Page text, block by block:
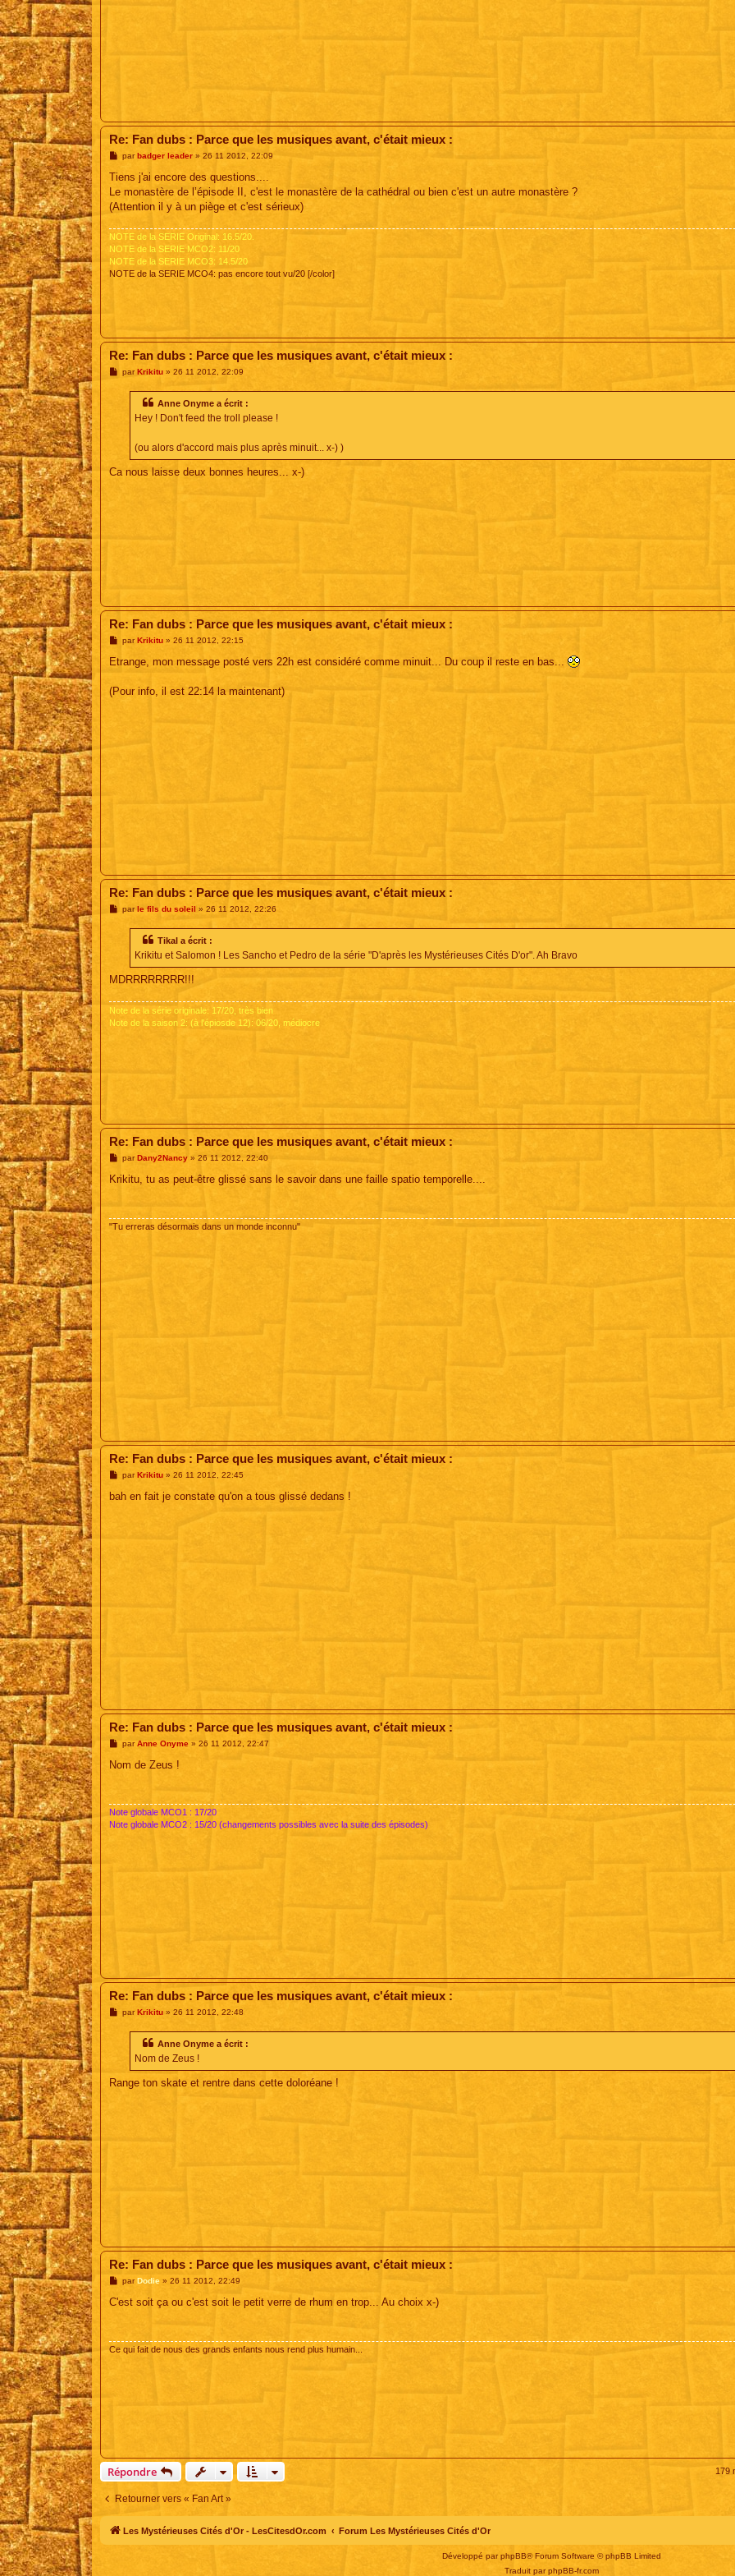
Re: Fan dubs : Parce que les musiques avant, c'était mieux :
M
s
a
g
parbadger leader» 26 11 2012, 22:09
Tiens j'ai encore des questions....
Le monastère de l’épisode II, c'est le monastère de la cathédral ou bien c'est un autre monastère ?
(Attention il y à un piège et c'est sérieux)
NOTE de la SERIE Original: 16.5/20.
NOTE de la SERIE MCO2: 11/20
NOTE de la SERIE MCO3: 14.5/20
NOTE de la SERIE MCO4: pas encore tout vu/20 [/color]
Re: Fan dubs : Parce que les musiques avant, c'était mieux :
MparKrikitu» 26 11 2012, 22:09
Anne Onyme a écrit :
Hey ! Don't feed the troll please !
(ou alors d'accord mais plus après minuit... x-) )
Ca nous laisse deux bonnes heures... x-)
Re: Fan dubs : Parce que les musiques avant, c'était mieux :
M
s
g
parKrikitu» 26 11 2012, 22:15
Etrange, mon message posté vers 22h est considéré comme minuit... Du coup il reste en bas...
(Pour info, il est 22:14 la maintenant)
Re: Fan dubs : Parce que les musiques avant, c'était mieux :
Mparle fils du soleil » 26 11 2012, 22:26
Tikal a écrit :
Krikitu et Salomon ! Les Sancho et Pedro de la série "D'après les Mystérieuses Cités D'or". Ah Bravo
MDRRRRRRRR!!!
Note de la série originale: 17/20, très bien
Note de la saison 2: (à l'épiosde 12): 06/20, médiocre
Re: Fan dubs : Parce que les musiques avant, c'était mieux :
M
s
parDany2Nancy» 26 11 2012, 22:40
Krikitu, tu as peut-être glissé sans le savoir dans une faille spatio temporelle....
"Tu erreras désormais dans un monde inconnu"
Re: Fan dubs : Parce que les musiques avant, c'était mieux :
M
s
parKrikitu» 26 11 2012, 22:45
bah en fait je constate qu'on a tous glissé dedans !
Re: Fan dubs : Parce que les musiques avant, c'était mieux :
M
s
parAnne Onyme» 26 11 2012, 22:47
Nom de Zeus !
Note globale MCO1 : 17/20
Note globale MCO2 : 15/20 (changements possibles avec la suite des épisodes)
Re: Fan dubs : Parce que les musiques avant, c'était mieux :
MparKrikitu» 26 11 2012, 22:48
Anne Onyme a écrit :
Nom de Zeus !
Range ton skate et rentre dans cette doloréane !
Re: Fan dubs : Parce que les musiques avant, c'était mieux :
M
s
parDodie» 26 11 2012, 22:49
C'est soit ça ou c'est soit le petit verre de rhum en trop... Au choix x-)
Ce qui fait de nous des grands enfants nous rend plus humain...
Répondre 179
Retourner vers « Fan Art »
Les Mystérieuses Cités d'Or - LesCitesdOr.com Forum Les Mystérieuses Cités d'Or
Développé parphpBB® Forum Software © phpBB Limited
Traduit parphpBB-fr.com